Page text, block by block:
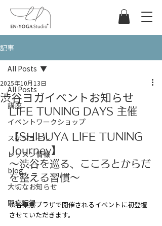
記事
All Posts
講座
イベントワークショップ
スケジュール
レッスン情報
blog
大切なお知らせ
闘病記録
All Posts
渋谷ヨガイベントお知らせ
2025年10月13日
LIFE TUNING DAYS 主催
【SHIBUYA LIFE TUNING
Journey】
〜渋谷を巡る、こころとからだ
を整える習慣〜
渋谷東急プラザで開催されるイベントに初登壇
させていただきます。